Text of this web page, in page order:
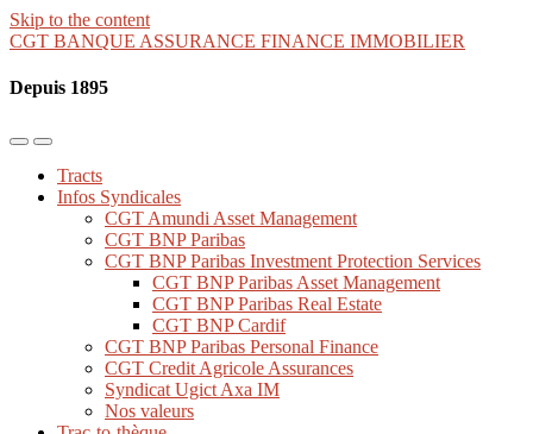
Skip to the content
CGT BANQUE ASSURANCE FINANCE IMMOBILIER
Depuis 1895
Toggle
mobile
menu
Toggle
the
search
field
Tracts
Infos Syndicales
CGT Amundi Asset Management
CGT BNP Paribas
CGT BNP Paribas Investment Protection Services
CGT BNP Paribas Asset Management
CGT BNP Paribas Real Estate
CGT BNP Cardif
CGT BNP Paribas Personal Finance
CGT Credit Agricole Assurances
Syndicat Ugict Axa IM
Nos valeurs